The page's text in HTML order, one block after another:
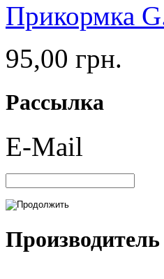
Прикормка
95,00 грн.
Рассылка
E-Mail
Производитель